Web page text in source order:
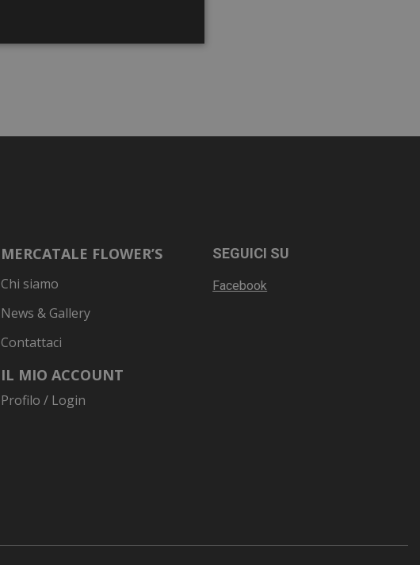
MERCATALE FLOWER’S
Chi siamo
News & Gallery
Contattaci
IL MIO ACCOUNT
Profilo / Login
SEGUICI SU
Facebook